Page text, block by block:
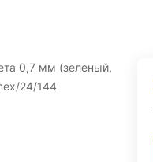
0,7 мм (зеленый,
24/144